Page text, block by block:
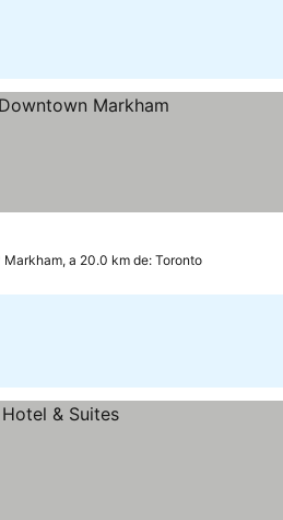
Markham, a 20.0 km de: Toronto